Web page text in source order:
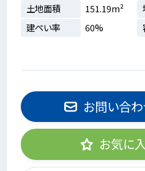
土地面積
151.19m²
建ぺい率
60%
お問い合
お気に